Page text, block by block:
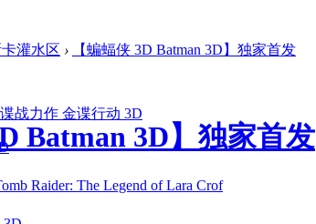
战力作 金谍行动 3D
Raider: The Legend of Lara Crof
灌水区 ›
【蝙蝠侠 3D Batman 3D】独家首发
Batman 3D】独家首发